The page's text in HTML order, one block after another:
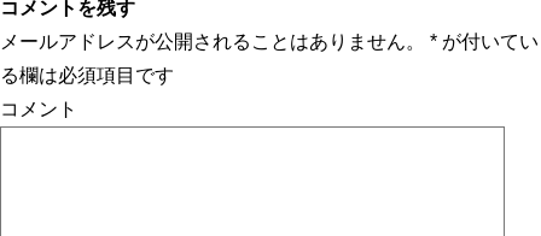
コメントを残す
メールアドレスが公開されることはありません。
* が付いてい
る欄は必須項目です
コメント